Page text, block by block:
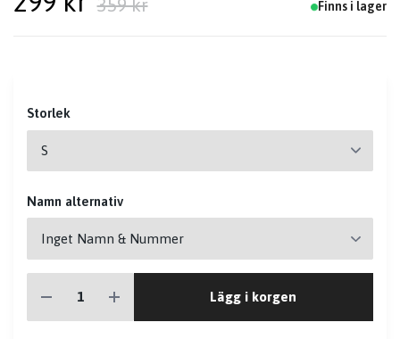
359 kr Finns i lager
Storlek
Namn alternativ
Lägg i korgen